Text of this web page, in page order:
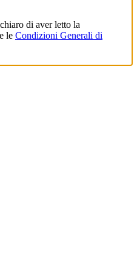
di aver letto la
le Condizioni Generali di